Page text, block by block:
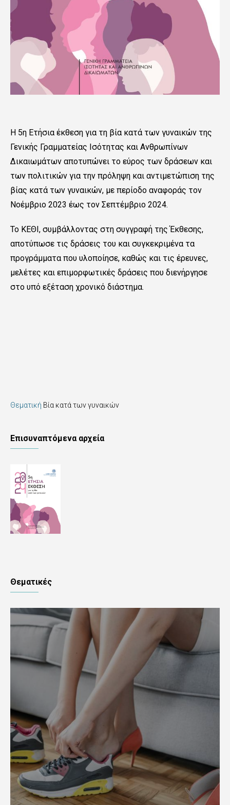
Η 5η Ετήσια έκθεση για τη βία κατά των γυναικών της
Γενικής Γραμματείας Ισότητας και Ανθρωπίνων
Δικαιωμάτων αποτυπώνει το εύρος των δράσεων και
των πολιτικών για την πρόληψη και αντιμετώπιση της
βίας κατά των γυναικών, με περίοδο αναφοράς τον
Νοέμβριο 2023 έως τον Σεπτέμβριο 2024.
Το ΚΕΘΙ, συμβάλλοντας στη συγγραφή της Έκθεσης,
αποτύπωσε τις δράσεις του και συγκεκριμένα τα
προγράμματα που υλοποίησε, καθώς και τις έρευνες,
μελέτες και επιμορφωτικές δράσεις που διενήργησε
στο υπό εξέταση χρονικό διάστημα.
Θεματική Βία κατά των γυναικών
Επισυναπτόμενα αρχεία
Θεματικές